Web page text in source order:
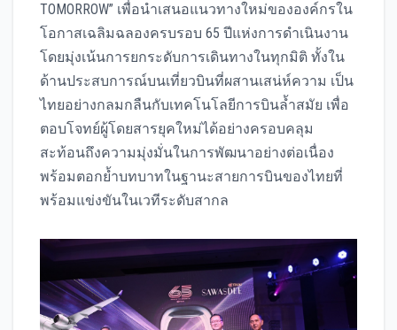
TOMORROW” เพื่อนำเสนอแนวทางใหม่ขององค์กรใน
โอกาสเฉลิมฉลองครบรอบ 65 ปีแห่งการดำเนินงาน
โดยมุ่งเน้นการยกระดับการเดินทางในทุกมิติ ทั้งใน
ด้านประสบการณ์บนเที่ยวบินที่ผสานเสน่ห์ความ เป็น
ไทยอย่างกลมกลืนกับเทคโนโลยีการบินล้ำสมัย เพื่อ
ตอบโจทย์ผู้โดยสารยุคใหม่ได้อย่างครอบคลุม
สะท้อนถึงความมุ่งมั่นในการพัฒนาอย่างต่อเนื่อง
พร้อมตอกย้ำบทบาทในฐานะสายการบินของไทยที่
พร้อมแข่งขันในเวทีระดับสากล